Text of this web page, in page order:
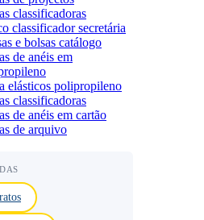
classificadoras
classificador secretária
e bolsas catálogo
de anéis em
elásticos polipropileno
classificadoras
de anéis em cartão
de arquivo